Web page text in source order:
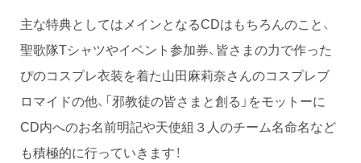
主な特典としてはメインとなるCDはもちろんのこと、
聖歌隊Tシャツやイベント参加券、皆さまの力で作った
ぴのコスプレ衣装を着た山田麻莉奈さんのコスプレブ
ロマイドの他、「邪教徒の皆さまと創る」をモットーに
CD内へのお名前明記や天使組３人のチーム名命名など
も積極的に行っていきます！